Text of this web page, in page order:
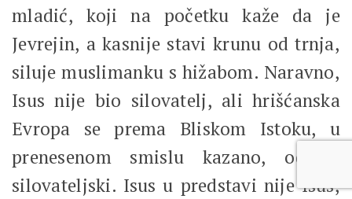
mladić, koji na početku kaže da je
Jevrejin, a kasnije stavi krunu od trnja,
siluje muslimanku s hižabom. Naravno,
Isus nije bio silovatelj, ali hrišćanska
Evropa se prema Bliskom Istoku, u
prenesenom smislu kazano, odnosi
silovateljski. Isus u predstavi nije Isus,